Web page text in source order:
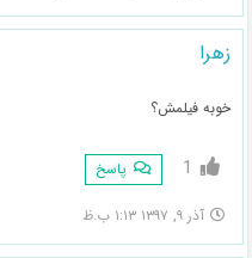
زهرا
خوبه فیلمش؟
1 پاسخ
آذر ۹, ۱۳۹۷ ۱:۱۳ ب.ظ